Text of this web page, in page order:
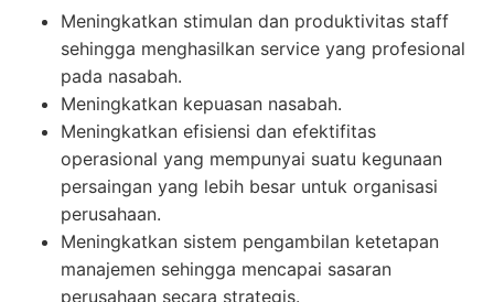
Meningkatkan stimulan dan produktivitas staff
sehingga menghasilkan service yang profesional
pada nasabah.
Meningkatkan kepuasan nasabah.
Meningkatkan efisiensi dan efektifitas
operasional yang mempunyai suatu kegunaan
persaingan yang lebih besar untuk organisasi
perusahaan.
Meningkatkan sistem pengambilan ketetapan
manajemen sehingga mencapai sasaran
perusahaan secara strategis.